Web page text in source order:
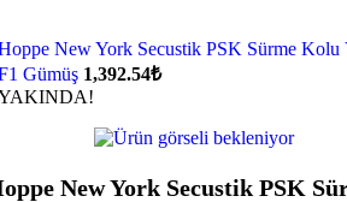
New York Secustik PSK Sürme
Gümüş 1,392.54₺
New York Secustik PSK